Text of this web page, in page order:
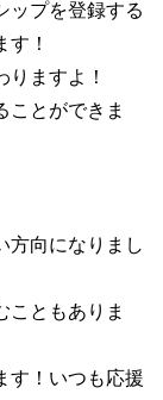
ップを登録する
！
ますよ！
ことができま
方向になりまし
ともありま
す！いつも応援